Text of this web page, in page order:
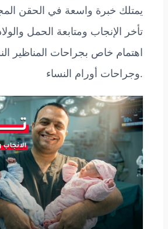
يمتلك خبرة واسعة في الحقن
تأخر الإنجاب ومتابعة الحمل
اهتمام خاص بجراحات المناظير
وجراحات أورام النساء.